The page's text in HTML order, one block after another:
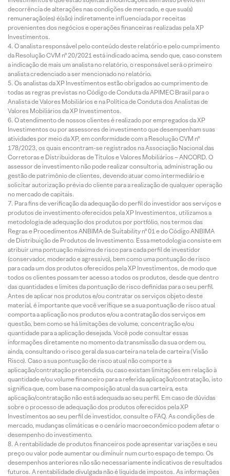
decorrência de alterações nas condições de mercado, e que sua(s)
remuneração(es) é(são) indiretamente influenciada por receitas
provenientes dos negócios e operações financeiras realizadas pela XP
Investimentos.
O analista responsável pelo conteúdo deste relatório e pelo cumprimento
da Resolução CVM nº 20/2021 está indicado acima, sendo que, caso constem
a indicação de mais um analista no relatório, o responsável será o primeiro
analista credenciado a ser mencionado no relatório.
Os analistas da XP Investimentos estão obrigados ao cumprimento de
todas as regras previstas no Código de Conduta da APIMEC Brasil para o
Analista de Valores Mobiliários e na Política de Conduta dos Analistas de
Valores Mobiliários da XP Investimentos.
O atendimento de nossos clientes é realizado por empregados da XP
Investimentos ou por assessores de investimento que desempenham suas
atividades por meio da XP, em conformidade com a Resolução CVM nº
178/2023, os quais encontram-se registrados na Associação Nacional das
Corretoras e Distribuidoras de Títulos e Valores Mobiliários – ANCORD. O
assessor de investimento não pode realizar consultoria, administração ou
gestão de patrimônio de clientes, devendo atuar como intermediário e
solicitar autorização prévia do cliente para a realização de qualquer operação
no mercado de capitais.
Para fins de verificação da adequação do perfil do investidor aos serviços e
produtos de investimento oferecidos pela XP Investimentos, utilizamos a
metodologia de adequação dos produtos por portfólio, nos termos das
Regras e Procedimentos ANBIMA de Suitability nº 01 e do Código ANBIMA
de Distribuição de Produtos de Investimento. Essa metodologia consiste em
atribuir uma pontuação máxima de risco para cada perfil de investidor
(conservador, moderado e agressivo), bem como uma pontuação de risco
para cada um dos produtos oferecidos pela XP Investimentos, de modo que
todos os clientes possam ter acesso a todos os produtos, desde que dentro
das quantidades e limites da pontuação de risco definidas para o seu perfil.
Antes de aplicar nos produtos e/ou contratar os serviços objeto deste
material, é importante que você verifique se a sua pontuação de risco atual
comporta a aplicação nos produtos e/ou a contratação dos serviços em
questão, bem como se há limitações de volume, concentração e/ou
quantidade para a aplicação desejada. Você pode consultar essas
informações diretamente no momento da transmissão da sua ordem ou,
ainda, consultando o risco geral da sua carteira na tela de carteira (Visão
Risco). Caso a sua pontuação de risco atual não comporte a
aplicação/contratação pretendida, ou caso existam limitações em relação à
quantidade e/ou volume financeiro para a referida aplicação/contratação, isto
significa que, com base na composição atual da sua carteira, esta
aplicação/contratação não está adequada ao seu perfil. Em caso de dúvidas
sobre o processo de adequação dos produtos oferecidos pela XP
Investimentos ao seu perfil de investidor, consulte o FAQ. As condições de
mercado, mudanças climáticas e o cenário macroeconômico podem afetar o
desempenho do investimento.
A rentabilidade de produtos financeiros pode apresentar variações e seu
preço ou valor pode aumentar ou diminuir num curto espaço de tempo. Os
desempenhos anteriores não são necessariamente indicativos de resultados
futuros. A rentabilidade divulgada não é líquida de impostos. As informações